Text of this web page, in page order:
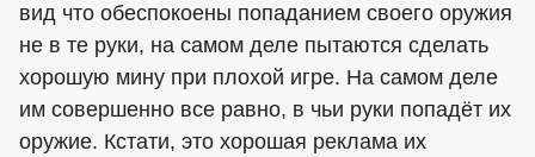
вид что обеспокоены попаданием своего оружия
не в те руки, на самом деле пытаются сделать
хорошую мину при плохой игре. На самом деле
им совершенно все равно, в чьи руки попадёт их
оружие. Кстати, это хорошая реклама их